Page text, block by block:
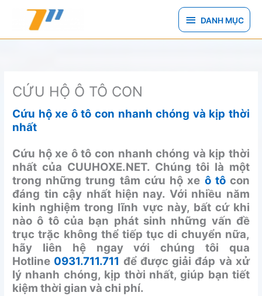
DANH
MỤC
DANH MỤC
CỨU HỘ Ô TÔ CON
Cứu hộ xe ô tô con nhanh chóng và kịp thời
nhất
Cứu hộ xe ô tô con nhanh chóng và kịp thời
nhất của CUUHOXE.NET. Chúng tôi là một
trong những trung tâm cứu hộ xe ô tôcon
đáng tin cậy nhất hiện nay. Với nhiều năm
kinh nghiệm trong lĩnh vực này, bất cứ khi
nào ô tô của bạn phát sinh những vấn đề
trục trặc không thể tiếp tục di chuyển nữa,
hãy liên hệ ngay với chúng tôi qua
Hotline 0931.711.711 để được giải đáp và xử
lý nhanh chóng, kịp thời nhất, giúp bạn tiết
kiệm thời gian và chi phí.